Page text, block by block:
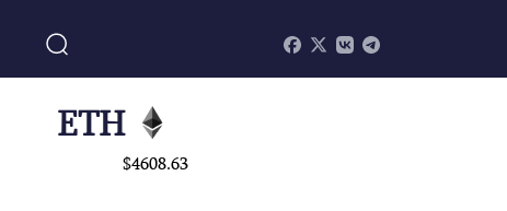
ADA
$0.868816
ETH
$4608.63